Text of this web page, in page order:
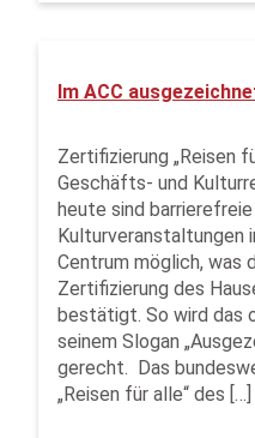
Im ACC
Zertifizierung „Reisen
Geschäfts- und
heute sind
Kulturveranstaltungen
Centrum möglich, was
Zertifizierung des
bestätigt. So wird das
seinem Slogan
gerecht. Das
„Reisen für alle“ des […]